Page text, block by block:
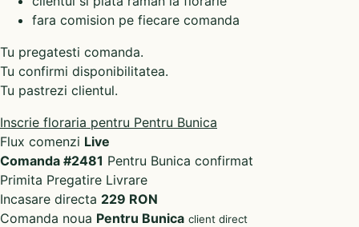
fara comision pe fiecare comanda
Tu pregatesti comanda.
Tu confirmi disponibilitatea.
Tu pastrezi clientul.
Inscrie floraria pentru Pentru Bunica
Flux comenzi Live
Comanda #2481 Pentru Bunica confirmat
Primita Pregatire Livrare
Incasare directa 229 RON
Comanda noua Pentru Bunica client direct